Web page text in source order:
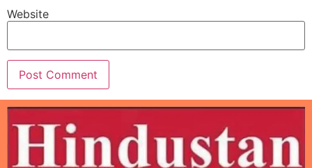
Website